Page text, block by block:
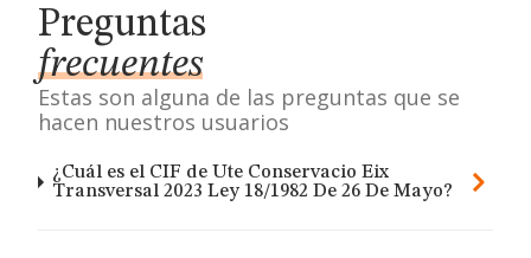
Preguntas
frecuentes
Estas son alguna de las preguntas que se
hacen nuestros usuarios
¿Cuál es el CIF de Ute Conservacio Eix
Transversal 2023 Ley 18/1982 De 26 De Mayo?